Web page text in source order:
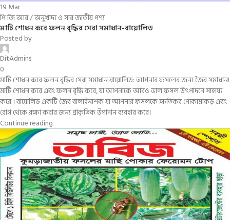
19 Mar
পি জি আর / অনুখাদ্য ও সার জাতীয় পণ্য
মাটি শোধন করে ফলন বৃদ্ধির সেরা সমাধান-বায়োলিড
Posted by
DitAdmins
0
মাটি শোধন করে ফলন বৃদ্ধির সেরা সমাধান বায়োলিড: আপনার ফসলের জন্য জৈব সমাধান!
মাটি শোধন করে এবং ফলন বৃদ্ধি করে, যা আপনাকে আরও ভাল ফসল উৎপাদনে সাহায্য
করে । বায়োলিড একটি জৈব বালাইনাশক যা আপনার ফসলকে ক্ষতিকর পোকামাকড় এবং
রোগ থেকে রক্ষা করার জন্য প্রাকৃতিক উপাদান ব্যবহার করে।
Continue reading